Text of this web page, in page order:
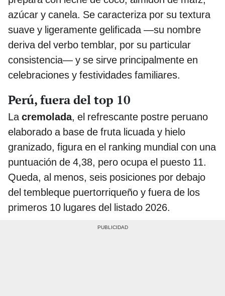
azúcar y canela. Se caracteriza por su textura
suave y ligeramente gelificada —su nombre
deriva del verbo temblar, por su particular
consistencia— y se sirve principalmente en
celebraciones y festividades familiares.
Perú, fuera del top 10
Lacremolada, el refrescante postre peruano
elaborado a base de fruta licuada y hielo
granizado, figura en el ranking mundial con una
puntuación de 4,38, pero ocupa el puesto 11.
Queda, al menos, seis posiciones por debajo
del tembleque puertorriqueño y fuera de los
primeros 10 lugares del listado 2026.